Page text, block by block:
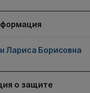
Лариса Борисовна
о защите